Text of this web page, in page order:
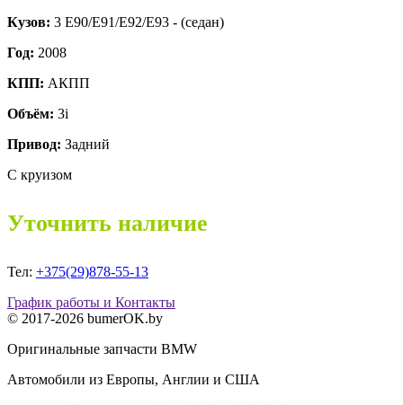
Кузов: 3 E90/E91/E92/E93 - (седан)
Год: 2008
КПП: АКПП
Объём: 3i
Привод: Задний
С круизом
Уточнить наличие
Тел: +375(29)878-55-13
График работы и Контакты
© 2017-2026 bumerOK.by
Оригинальные запчасти BMW
Автомобили из Европы, Англии и США